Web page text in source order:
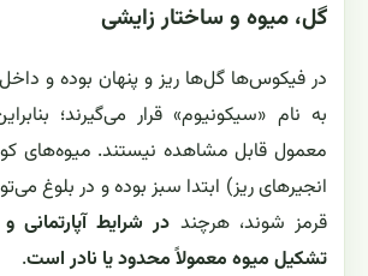
گل، میوه و ساختار زایشی
در فیکوس‌ها گل‌ها ریز و پنهان بوده و
به نام «سیکونیوم» قرار می‌گیرند؛
معمول قابل مشاهده نیستند. میوه‌های
انجیرهای ریز) ابتدا سبز بوده و در بلوغ
قرمز شوند، هرچند در شرایط آپارتمانی
تشکیل میوه معمولاً محدود یا نادر است.